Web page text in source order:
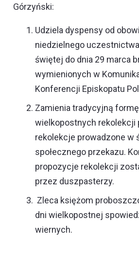
Górzyński:
Udziela dyspensy od
niedzielnego
świętej do dnia 29 marca
wymienionych w
Konferencji Episkopatu
Zamienia tradycyjną
wielkopostnych rekolekcji
rekolekcje prowadzone w
społecznego przekazu.
propozycje rekolekcji
przez duszpasterzy.
Zleca księżom
dni wielkopostnej
wiernych.